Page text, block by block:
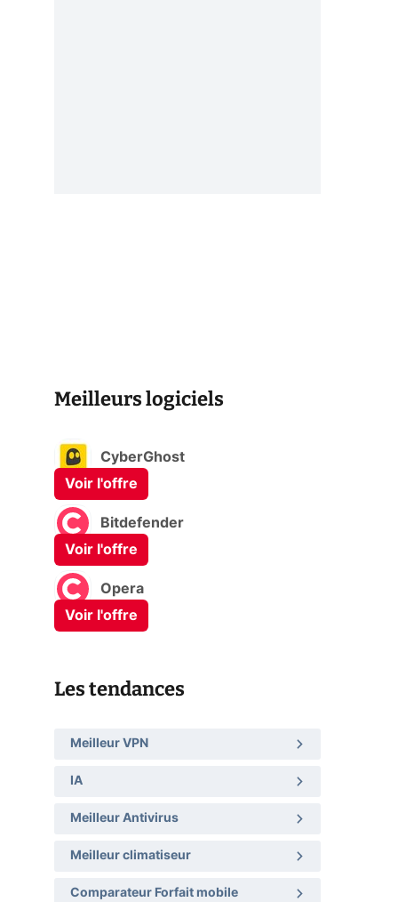
Meilleurs logiciels
CyberGhost
Voir l'offre
Bitdefender
Voir l'offre
Opera
Voir l'offre
Les tendances
Meilleur VPN
IA
Meilleur Antivirus
Meilleur climatiseur
Comparateur Forfait mobile